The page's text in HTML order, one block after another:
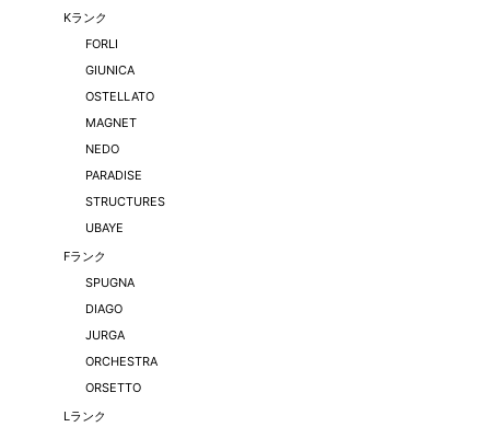
Kランク
FORLI
GIUNICA
OSTELLATO
MAGNET
NEDO
PARADISE
STRUCTURES
UBAYE
Fランク
SPUGNA
DIAGO
JURGA
ORCHESTRA
ORSETTO
Lランク